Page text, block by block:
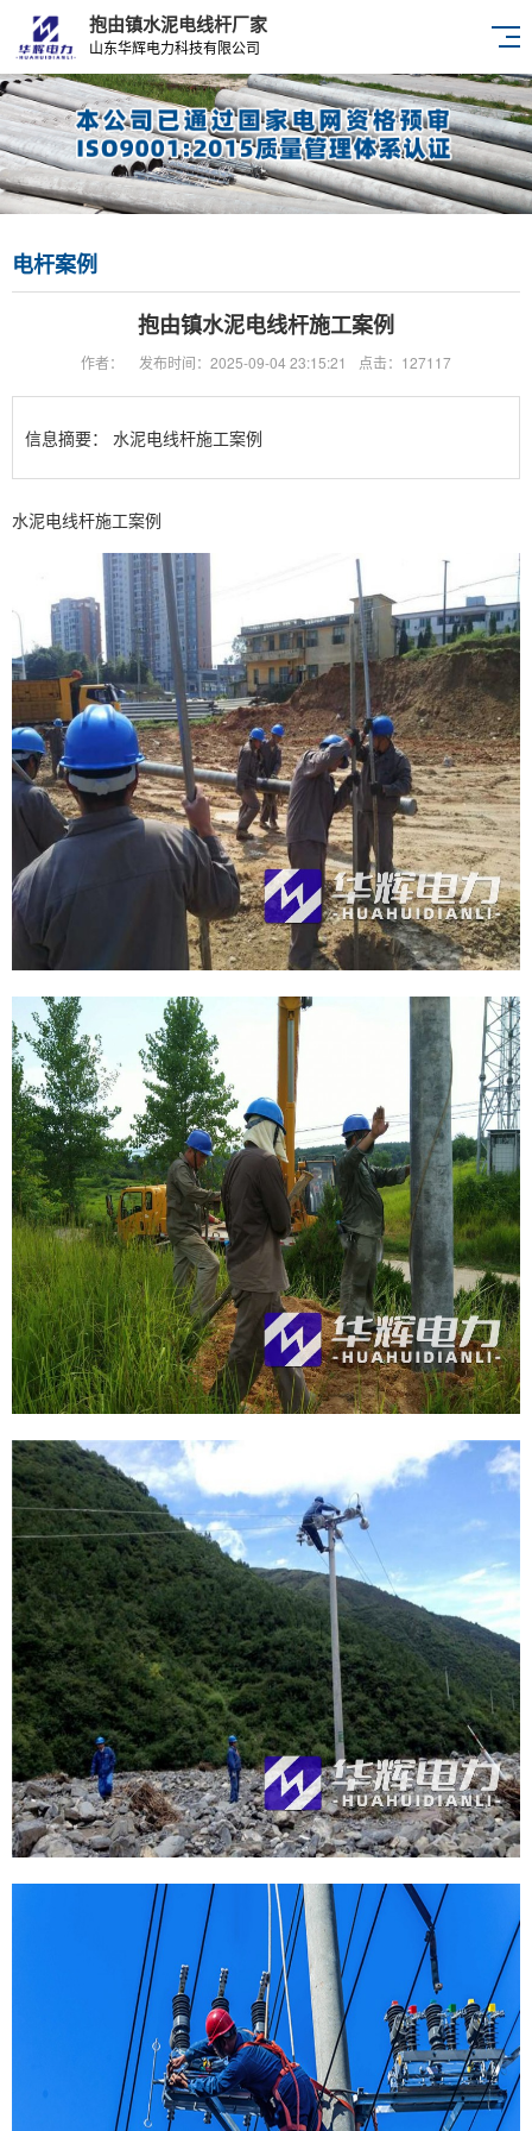
抱由镇水泥电线杆厂家
山东华辉电力科技有限公司
电杆案例
抱由镇水泥电线杆施工案例
作者： 发布时间：2025-09-04 23:15:21 点击：127117
信息摘要： 水泥电线杆施工案例
水泥电线杆施工案例